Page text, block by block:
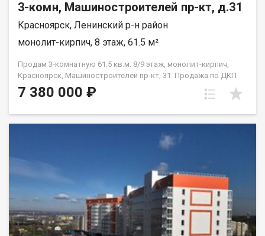
3-комн, Машиностроителей пр-кт, д.31
Красноярск, Ленинский р-н район
монолит-кирпич, 8 этаж, 61.5 м²
Продам 3-комнатную 61.5 кв.м. 8/9 этаж, монолит-кирпич,
Красноярск, Машиностроителей пр-кт, 31. Продажа по ДКП
НЕ ОТ ЗАСТРОЙЩИКА
7 380 000 ₽